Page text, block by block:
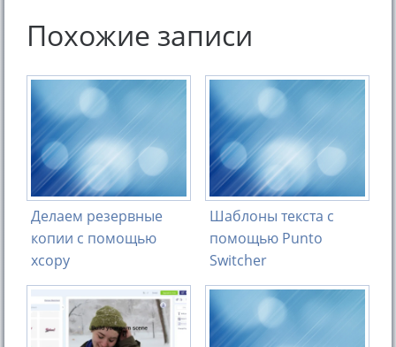
Похожие записи
Делаем резервные
копии с помощью
xcopy
Шаблоны текста с
помощью Punto
Switcher